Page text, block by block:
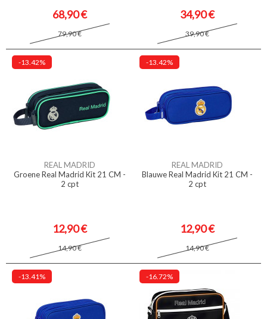
68,90 €
79,90 €
34,90 €
39,90 €
-13.42%
REAL MADRID
Groene Real Madrid Kit 21 CM -
2 cpt
12,90 €
14,90 €
-13.42%
REAL MADRID
Blauwe Real Madrid Kit 21 CM -
2 cpt
12,90 €
14,90 €
-13.41% -16.72%